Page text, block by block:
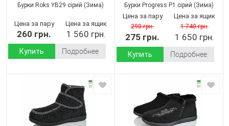
Бурки Roks YB29 сірий (Зима)
Цена за пару
260 грн.
Цена за ящик
1 560 грн.
Купить Подробнее
Бурки Progress P1 сірий (Зима)
Цена за пару
290 грн.
275 грн.
Цена за ящик
1 740 грн.
1 650 грн.
Купить Подробнее